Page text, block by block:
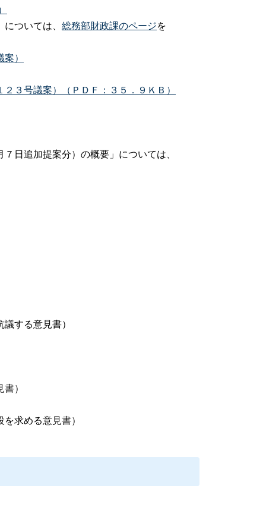
いては、 総務部財政課のページを
）
３号議案）（ＰＤＦ：３５．９ＫＢ）
加提案分）の概要」については、
意見書）
）
る意見書）